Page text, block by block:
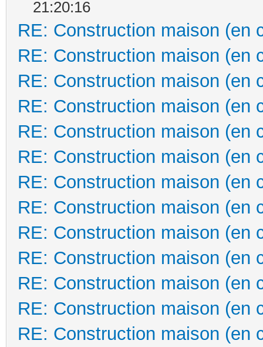
21:20:16
RE: Construction maison (en
RE: Construction maison (en
RE: Construction maison (en
RE: Construction maison (en
RE: Construction maison (en
RE: Construction maison (en
RE: Construction maison (en
RE: Construction maison (en
RE: Construction maison (en
RE: Construction maison (en
RE: Construction maison (en
RE: Construction maison (en
RE: Construction maison (en